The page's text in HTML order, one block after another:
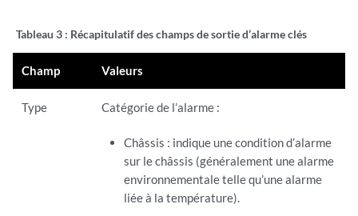
Tableau 3 : Récapitulatif des champs de sortie d’alarme clés
Champ Valeurs
Type Catégorie de l’alarme :
Châssis : indique une condition d’alarme
sur le châssis (généralement une alarme
environnementale telle qu’une alarme
liée à la température).